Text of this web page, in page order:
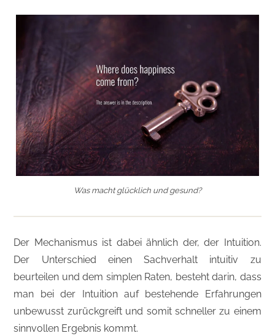
Was macht glücklich und gesund?
Der Mechanismus ist dabei ähnlich der, der Intuition.
Der Unterschied einen Sachverhalt intuitiv zu
beurteilen und dem simplen Raten, besteht darin, dass
man bei der Intuition auf bestehende Erfahrungen
unbewusst zurückgreift und somit schneller zu einem
sinnvollen Ergebnis kommt.